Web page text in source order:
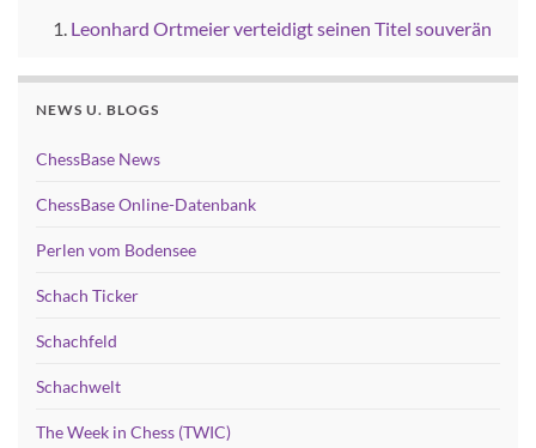
Leonhard Ortmeier verteidigt seinen Titel souverän
NEWS U. BLOGS
ChessBase News
ChessBase Online-Datenbank
Perlen vom Bodensee
Schach Ticker
Schachfeld
Schachwelt
The Week in Chess (TWIC)